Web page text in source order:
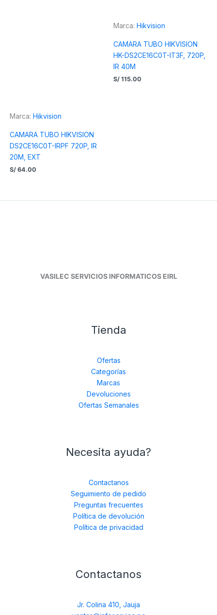
Marca: Hikvision
CAMARA TUBO HIKVISION
HK-DS2CE16C0T-IT3F, 720P,
IR 40M
S/ 115.00
Marca: Hikvision
CAMARA TUBO HIKVISION
DS2CE16C0T-IRPF 720P, IR
20M, EXT
S/ 64.00
VASILEC SERVICIOS INFORMATICOS EIRL
Tienda
Ofertas
Categorías
Marcas
Devoluciones
Ofertas Semanales
Necesita ayuda?
Contactanos
Seguimiento de pedido
Preguntas frecuentes
Política de devolución
Política de privacidad
Contactanos
Jr. Colina 410, Jauja